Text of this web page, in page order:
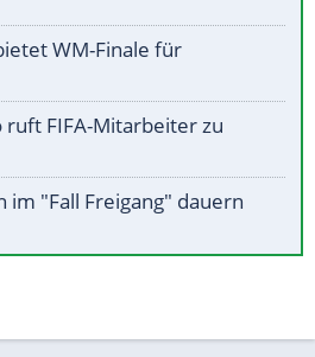
WM-Finale für
FIFA-Mitarbeiter zu
im "Fall Freigang" dauern